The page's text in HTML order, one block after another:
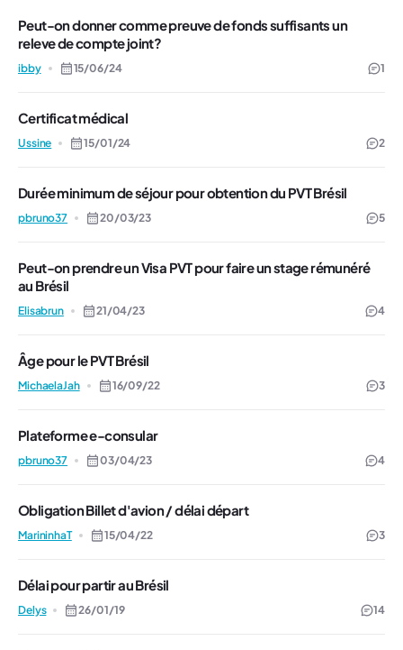
Peut-on donner comme preuve de fonds suffisants un
releve de compte joint?
ibby 15/06/24 1
Certificat médical
Ussine 15/01/24 2
Durée minimum de séjour pour obtention du PVT Brésil
pbruno37 20/03/23 5
Peut-on prendre un Visa PVT pour faire un stage rémunéré
au Brésil
Elisabrun 21/04/23 4
Âge pour le PVT Brésil
MichaelaJah 16/09/22 3
Plateforme e-consular
pbruno37 03/04/23 4
Obligation Billet d'avion / délai départ
MarininhaT 15/04/22 3
Délai pour partir au Brésil
Delys 26/01/19 14